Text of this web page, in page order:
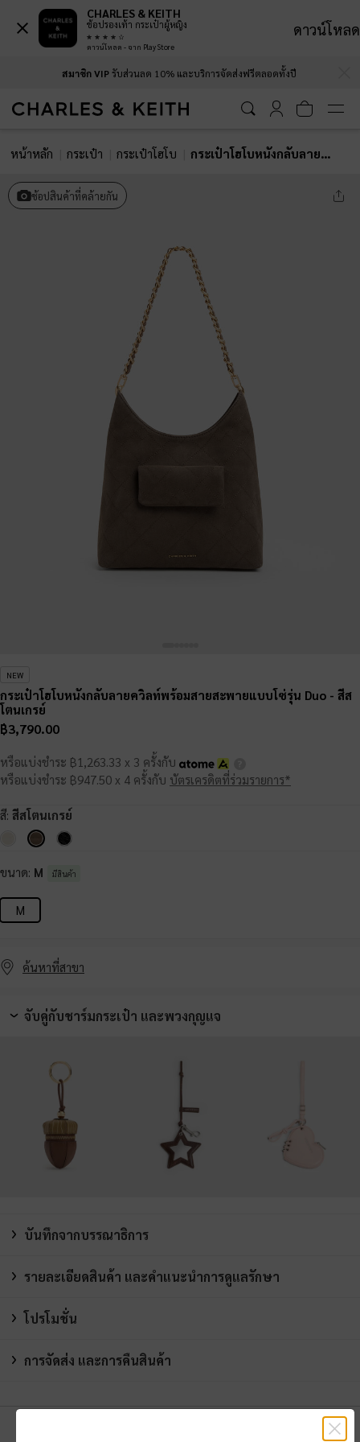
สมาชิก VIPรับส่วนลด 10% และบริการจัดส่งฟรีตลอดทั้งปี
หน้าหลัก กระเป๋า กระเป๋าโฮโบ กระเป๋าโฮโบหนังกลับลายควิลท์พร้อมสายสะพายแบบโซ่รุ่น Duo
ช้อปสินค้าที่คล้ายกัน
NEW
กระเป๋าโฮโบหนังกลับลายควิลท์พร้อมสายสะพายแบบโซ่รุ่น Duo - สีส
โตนเกรย์
฿3,790.00
หรือแบ่งชำระ ฿1,263.33 x 3 ครั้งกับ
หรือแบ่งชำระ ฿947.50 x 4 ครั้งกับ บัตรเครดิตที่ร่วมรายการ*
สี: สีสโตนเกรย์
ขนาด: M มีสินค้า
M
ค้นหาที่สาขา
จับคู่กับชาร์มกระเป๋า และพวงกุญแจ
บันทึกจากบรรณาธิการ
รายละเอียดสินค้า และคำแนะนำการดูแลรักษา
โปรโมชั่น
การจัดส่ง และการคืนสินค้า
CHARLES & KEITH
ช้อปรองเท้า กระเป๋าผู้หญิง
ดาวน์โหลด - จาก Play Store
ดาวน์โหลด